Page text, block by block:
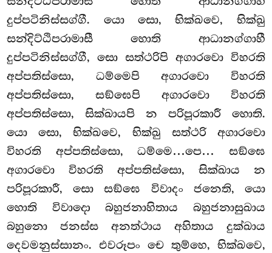
දුප්පටිනිස්සග්ගී. යො සො, භික්ඛවෙ, භික්ඛු
සන්දිට්ඨිපරාමාසී හොති ආධානග්ගාහී
දුප්පටිනිස්සග්ගී, සො සත්ථරිපි අගාරවො විහරති
අප්පතිස්සො, ධම්මෙපි අගාරවො විහරති
අප්පතිස්සො, සඞ්ඝෙපි අගාරවො විහරති
අප්පතිස්සො, සික්ඛායපි න පරිපූරකාරී හොති.
යො සො, භික්ඛවෙ, භික්ඛු සත්ථරි අගාරවො
විහරති අප්පතිස්සො, ධම්මෙ…පෙ… සඞ්ඝෙ
අගාරවො විහරති අප්පතිස්සො, සික්ඛාය න
පරිපූරකාරී, සො සඞ්ඝෙ විවාදං ජනෙති, යො
හොති විවාදො බහුජනාහිතාය බහුජනාසුඛාය
බහුනො ජනස්ස අනත්ථාය අහිතාය දුක්ඛාය
දෙවමනුස්සානං. එවරූපං චෙ තුම්හෙ, භික්ඛවෙ,